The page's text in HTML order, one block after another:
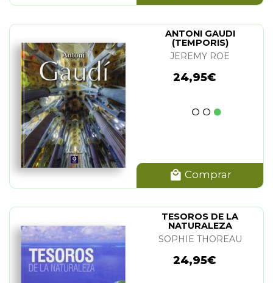
ANTONI GAUDI
(TEMPORIS)
JEREMY ROE
24,95€
Comprar
TESOROS DE LA
NATURALEZA
SOPHIE THOREAU
24,95€